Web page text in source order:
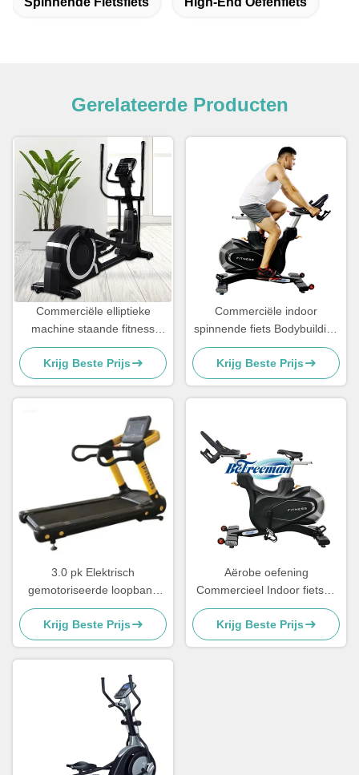
Gerelateerde Producten
Commerciële elliptieke
machine staande fitness
elliptieke trainer machine
Krijg Beste Prijs
Commerciële indoor
spinnende fiets Bodybuilding
Oefening Fitness apparatuur
Krijg Beste Prijs
3.0 pk Elektrisch
gemotoriseerde loopband
trainingsapparatuur
commercieel 0,5-20 km/h
Krijg Beste Prijs
Aërobe oefening
Commercieel Indoor fietsen
Spinning Bike Magnetische
weerstand
Krijg Beste Prijs